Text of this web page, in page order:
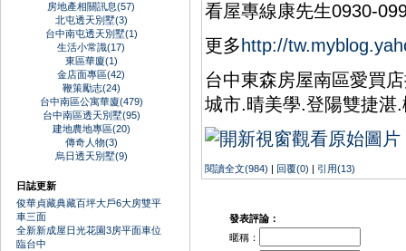
房地產相關訊息(57)
北屯透天別墅(3)
台中南屯透天別墅(1)
生活小常識(17)
東區華廈(1)
金店面專區(42)
鞭策勵志(24)
台中南區公寓華廈(479)
台中南區透天別墅(95)
建地農地專區(20)
傳奇人物(3)
烏日透天別墅(9)
日誌更新
俊華貞藏典藏百坪大戶6大房雙平
車三面
全新新成屋日光花園3房平面車位
臨台中
看屋專線康先生0930-
更多 http://
台中東森房屋南區愛買
城市.晴美學.登陽雙捷湛
閱讀全文(984) | 回覆(0) | 引用(13)
發表評論：
暱稱：